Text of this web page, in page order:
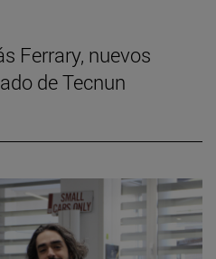
Ferrary, nuevos
de Tecnun